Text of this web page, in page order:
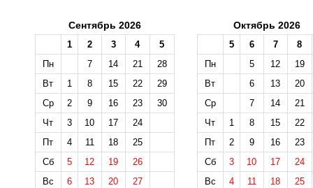
Сентябрь 2026
1 2 3 4
5
Пн
7 14 21
28
Вт
1 8 15 22
29
Ср
2 9 16 23
30
Чт
3 10 17
24
Пт
4 11 18
25
Сб
5 12 19
26
Вс
6 13 20 27
Октябрь 2026
5 6 7
8
Пн
5 12
19
Вт
6 13
20
Ср
7 14
21
Чт
1 8 15
22
Пт
2 9 16
23
Сб
3 10 17
24
Вс
4 11 18 25